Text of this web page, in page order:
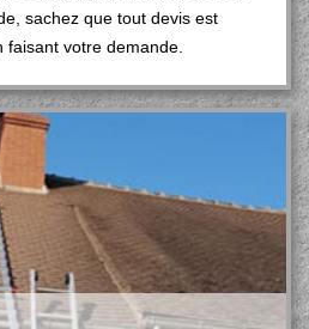
sachez que tout devis est
votre demande.